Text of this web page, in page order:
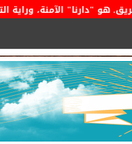
الآمنة، وراية